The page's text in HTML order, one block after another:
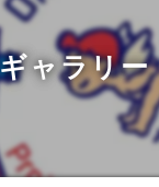
ギャラリー